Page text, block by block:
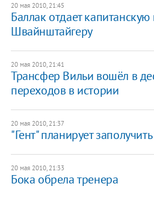
20 мая 2010, 21:45
Баллак отдает капитанскую
Швайнштайгеру
20 мая 2010, 21:41
Трансфер Вильи вошёл в
переходов в истории
20 мая 2010, 21:37
"Гент" планирует
20 мая 2010, 21:33
Бока обрела тренера